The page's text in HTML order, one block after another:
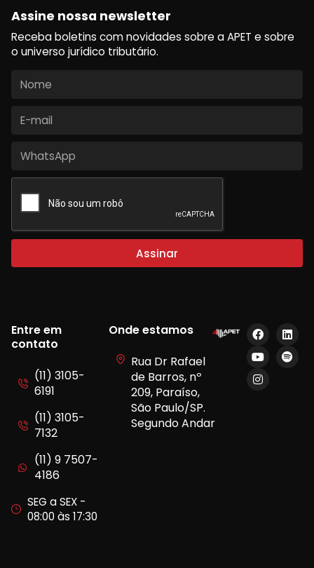
Assine nossa newsletter
Receba boletins com novidades sobre a APET e sobre
o universo jurídico tributário.
Assinar
Entre em
contato
(11) 3105-
6191
(11) 3105-
7132
(11) 9 7507-
4186
SEG a SEX -
08:00 às 17:30
Onde estamos
Rua Dr Rafael
de Barros, nº
209, Paraíso,
São Paulo/SP.
Segundo Andar